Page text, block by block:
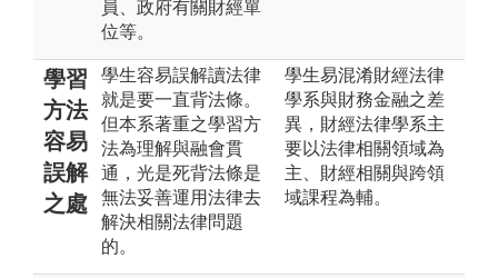
員、政府有關財經單
位等。
學習
方法
容易
誤解
之處
學生容易誤解讀法律
就是要一直背法條。
但本系著重之學習方
法為理解與融會貫
通，光是死背法條是
無法妥善運用法律去
解決相關法律問題
的。
學生易混淆財經法律
學系與財務金融之差
異，財經法律學系主
要以法律相關領域為
主、財經相關與跨領
域課程為輔。